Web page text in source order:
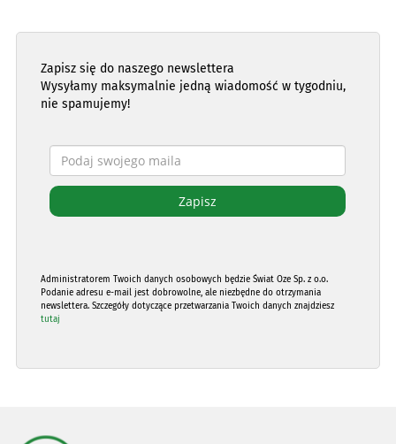
Zapisz się do naszego newslettera
Wysyłamy maksymalnie jedną wiadomość w tygodniu,
nie spamujemy!
Administratorem Twoich danych osobowych będzie Świat Oze Sp. z o.o.
Podanie adresu e-mail jest dobrowolne, ale niezbędne do otrzymania
newslettera. Szczegóły dotyczące przetwarzania Twoich danych znajdziesz
tutaj